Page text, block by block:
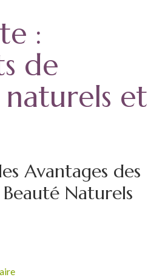
:
de
et
Avantages des
Naturels